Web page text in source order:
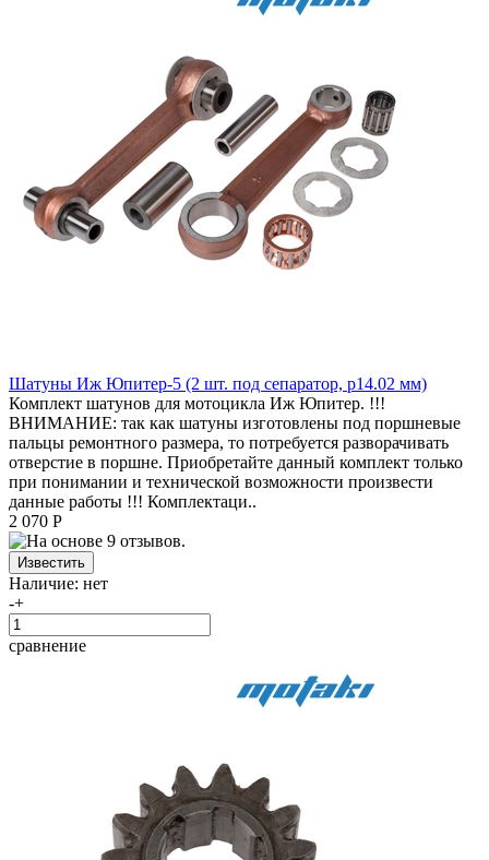
Шатуны Иж Юпитер-5 (2 шт. под сепаратор, p14.02 мм)
Комплект шатунов для мотоцикла Иж Юпитер. !!!
ВНИМАНИЕ: так как шатуны изготовлены под поршневые
пальцы ремонтного размера, то потребуется разворачивать
отверстие в поршне. Приобретайте данный комплект только
при понимании и технической возможности произвести
данные работы !!! Комплектаци..
2 070 Р
Наличие: нет
-+
сравнение